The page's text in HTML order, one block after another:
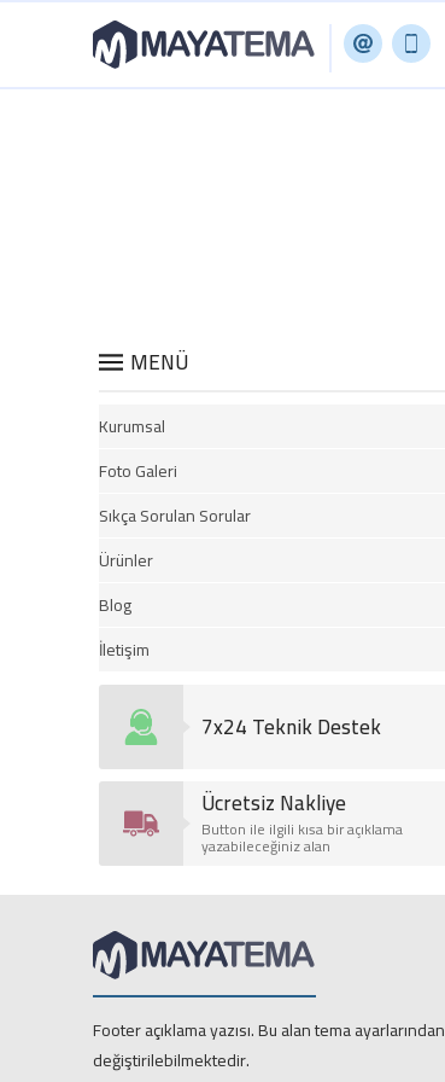
MENÜ
Kurumsal
Foto Galeri
Sıkça Sorulan Sorular
Ürünler
Blog
İletişim
7x24 Teknik Destek
Ücretsiz Nakliye
Button ile ilgili kısa bir açıklama
yazabileceğiniz alan
Footer açıklama yazısı. Bu alan tema ayarlarından
değiştirilebilmektedir.